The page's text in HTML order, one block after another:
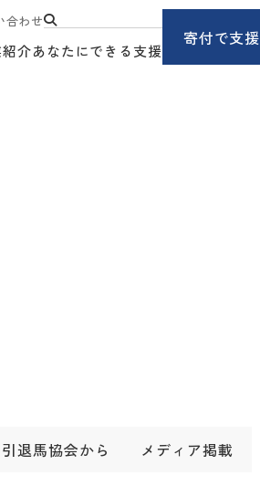
合わせ
介あなたにできる支援
寄付で支援
引退馬協会から メディア掲載